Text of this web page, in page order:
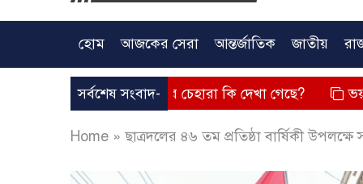
হোম আজকের সেরা আন্তর্জাতিক জাতীয়
সর্বশেষ সংবাদ-
দিয়েছে? তার চেহারা কি দেখা গেছে? ভয়াবহ
Home » ছাত্রদলের ৪৬ তম প্রতিষ্ঠা বার্ষিকী উপলক্ষে